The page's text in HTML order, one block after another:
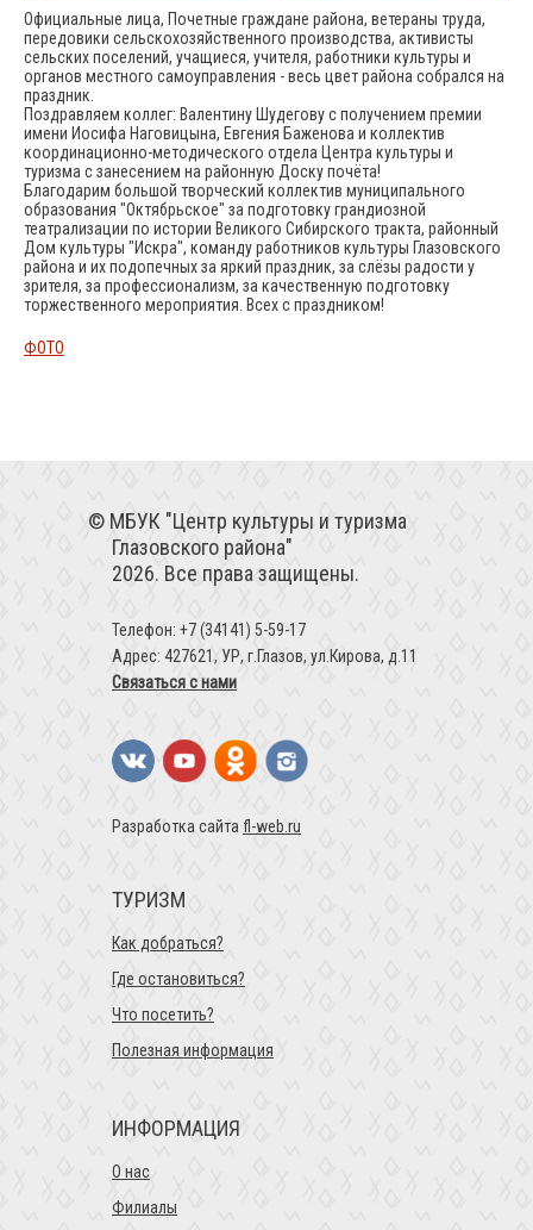
Официальные лица, Почетные граждане района, ветераны труда,
передовики сельскохозяйственного производства, активисты
сельских поселений, учащиеся, учителя, работники культуры и
органов местного самоуправления - весь цвет района собрался на
праздник.
Поздравляем коллег: Валентину Шудегову с получением премии
имени Иосифа Наговицына, Евгения Баженова и коллектив
координационно-методического отдела Центра культуры и
туризма с занесением на районную Доску почёта!
Благодарим большой творческий коллектив муниципального
образования "Октябрьское" за подготовку грандиозной
театрализации по истории Великого Сибирского тракта, районный
Дом культуры "Искра", команду работников культуры Глазовского
района и их подопечных за яркий праздник, за слёзы радости у
зрителя, за профессионализм, за качественную подготовку
торжественного мероприятия. Всех с праздником!
ФОТО
МБУК "Центр культуры и туризма
Глазовского района"
2026. Все права защищены.
Телефон: +7 (34141) 5-59-17
Адрес: 427621, УР, г.Глазов, ул.Кирова, д.11
Связаться с нами
Разработка сайта fl-web.ru
ТУРИЗМ
Как добраться?
Где остановиться?
Что посетить?
Полезная информация
ИНФОРМАЦИЯ
О нас
Филиалы